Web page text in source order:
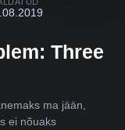
Three
ma jään,
ei nõuaks